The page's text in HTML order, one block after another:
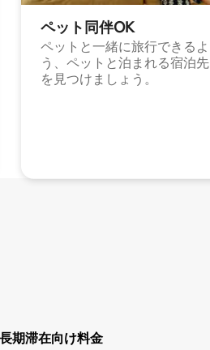
ペット同⁠伴OK
ペットと一緒に旅行できるよ
う、ペットと泊まれる宿泊先
を見つけましょう。
期滞在向け料金